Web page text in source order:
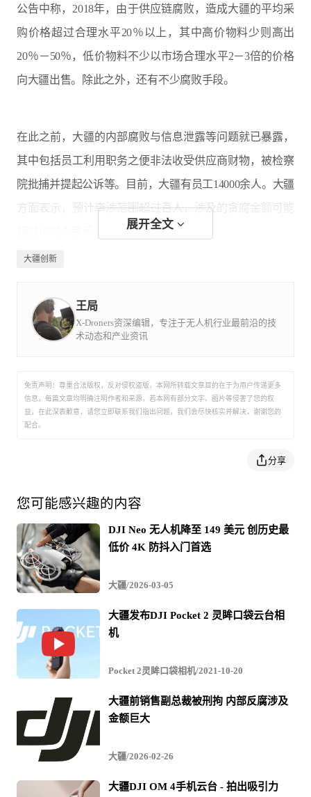
公告中称，2018年，由于供应链腐败，造成大疆的平均采
购价格超过合理水平20％以上，其中高价物料少则高出
20％－50％，低价物料不少以市场合理水平2－3倍的价格
向大疆出售。除此之外，还有不少腐败手段。
在此之前，大疆的内部腐败与信息泄露等问题就已暴露，
其中包括员工利用职务之便非法收受供应商财物，被检察
院批捕并提起公诉等。目前，大疆有员工14000余人。大疆
方面表示，预计牵涉范围超过百人，涉及的贪腐金额可能
近几个月以来，公司处理了不少涉嫌严重贪腐的人员，反
司迫害。而内部私下里，涉贪人员颠倒黑白、大喊无辜，
说是公司又在搞派系斗争，自己是牺牲品，公司迫害老员
发声，以为好坏自在人心，反而让舆论导向跑偏。今天，
宣导，晒一晒我们内部光鲜亮丽外表下丑陋的一面。
2018年公司搞管理改革，原本是要搞管理和流程优化。这
个过程中，我们却意外发现在供应商引入决策链条中的研
发人员、采购人员、品控人员大量存在腐败行为。其他体
系中，也存在销售人员、行政人员、售后和工厂人员利用
手中权力和流程漏洞搞腐败获取个人利益。2018年由于供
估计造成超过10亿人民币的损失（为2017年所有年终福利
的2倍以上）。这损失的10亿人民币每一分都是纯利，我们
原本可以用来做公司发展投入和员工福利，却由于腐败而
白白损失掉。
展开全文
大疆创新
王局
X-Droners资深编辑，专注于无人机行业最前沿的技
术动态和产业资讯
免责声明：尊重合法版权，反对侵权盗版，本网所转载文章目的在于为用户传递更多
信息，每篇文章均明确注明作者和来源，若本网有部分文字、图片等侵害了您的权
益，在此深表歉意，请您立即联系我们指出问题，我们会尽快核实并解决，谢谢您的
配合。
分享
您可能感兴趣的内容
DJI Neo 无人机降至 149 美元 创历史最
低价 4K 防抖入门首选
大疆/2026-03-05
大疆发布DJI Pocket 2 灵眸口袋云台相
机
Pocket 2灵眸口袋相机/2021-10-20
大疆前销售副总裁被刑拘 内部反腐涉及
金额巨大
大疆/2026-02-26
大疆DJI OM 4手机云台 - 拍出吸引力